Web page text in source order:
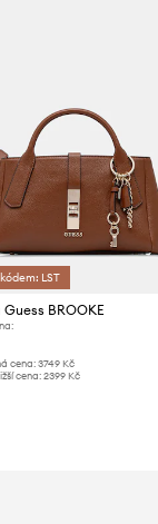
LST
BROOKE
cena: 3749 Kč
cena: 2399 Kč